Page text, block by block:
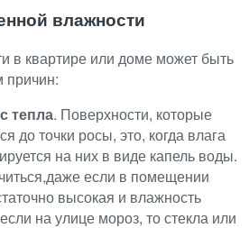
влажности
в квартире или доме может быть
тепла. Поверхности, которые
до точки росы, это, когда влага
на них в виде капель воды.
если в помещении
высокая и влажность
на улице мороз, то стекла или